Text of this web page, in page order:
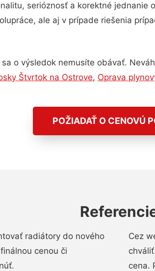
serióznosť a korektné
ale aj v prípade riešenia
sa o výsledok nemusíte obávať.
Štvrtok na Ostrove, Oprava
POŽIADAŤ O CENOVÚ
radiátory do nového
cenou či
Cez
cena.